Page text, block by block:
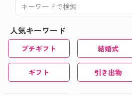
人気キーワード
プチギフト 結婚式
ギフト 引き出物